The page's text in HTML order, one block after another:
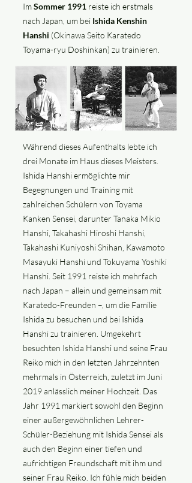
ImSommer 1991 reiste ich erstmals
nach Japan, um bei Ishida Kenshin
Hanshi (Okinawa Seito Karatedo
Toyama-ryu Doshinkan) zu trainieren.
Während dieses Aufenthalts lebte ich
drei Monate im Haus dieses Meisters.
Ishida Hanshi ermöglichte mir
Begegnungen und Training mit
zahlreichen Schülern von Toyama
Kanken Sensei, darunter Tanaka Mikio
Hanshi, Takahashi Hiroshi Hanshi,
Takahashi Kuniyoshi Shihan, Kawamoto
Masayuki Hanshi und Tokuyama Yoshiki
Hanshi. Seit 1991 reiste ich mehrfach
nach Japan – allein und gemeinsam mit
Karatedo-Freunden –, um die Familie
Ishida zu besuchen und bei Ishida
Hanshi zu trainieren. Umgekehrt
besuchten Ishida Hanshi und seine Frau
Reiko mich in den letzten Jahrzehnten
mehrmals in Österreich, zuletzt im Juni
2019 anlässlich meiner Hochzeit. Das
Jahr 1991 markiert sowohl den Beginn
einer außergewöhnlichen Lehrer-
Schüler-Beziehung mit Ishida Sensei als
auch den Beginn einer tiefen und
aufrichtigen Freundschaft mit ihm und
seiner Frau Reiko. Ich fühle mich beiden